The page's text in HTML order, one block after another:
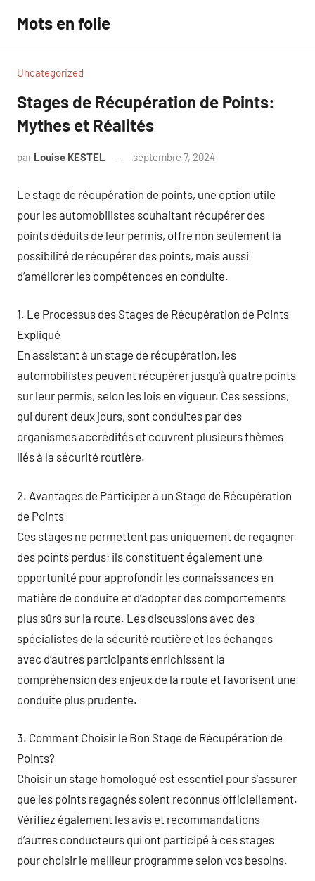
contenu
Mots en folie
Uncategorized
Stages de Récupération de Points:
Mythes et Réalités
par Louise KESTEL septembre 7, 2024
Le stage de récupération de points, une option utile
pour les automobilistes souhaitant récupérer des
points déduits de leur permis, offre non seulement la
possibilité de récupérer des points, mais aussi
d’améliorer les compétences en conduite.
1. Le Processus des Stages de Récupération de Points
Expliqué
En assistant à un stage de récupération, les
automobilistes peuvent récupérer jusqu’à quatre points
sur leur permis, selon les lois en vigueur. Ces sessions,
qui durent deux jours, sont conduites par des
organismes accrédités et couvrent plusieurs thèmes
liés à la sécurité routière.
2. Avantages de Participer à un Stage de Récupération
de Points
Ces stages ne permettent pas uniquement de regagner
des points perdus; ils constituent également une
opportunité pour approfondir les connaissances en
matière de conduite et d’adopter des comportements
plus sûrs sur la route. Les discussions avec des
spécialistes de la sécurité routière et les échanges
avec d’autres participants enrichissent la
compréhension des enjeux de la route et favorisent une
conduite plus prudente.
3. Comment Choisir le Bon Stage de Récupération de
Points?
Choisir un stage homologué est essentiel pour s’assurer
que les points regagnés soient reconnus officiellement.
Vérifiez également les avis et recommandations
d’autres conducteurs qui ont participé à ces stages
pour choisir le meilleur programme selon vos besoins.